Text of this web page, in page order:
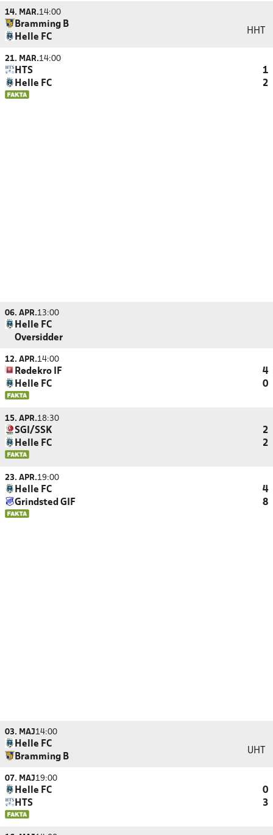
14. MAR.14:00
Bramming B
Helle FC
HHT
21. MAR.14:00
HTS
1
Helle FC
2
06. APR.13:00
Helle FC
Oversidder
12. APR.14:00
Rødekro IF
4
Helle FC
0
15. APR.18:30
SGI/SSK
2
Helle FC
2
23. APR.19:00
Helle FC
4
Grindsted GIF
8
03. MAJ14:00
Helle FC
Bramming B
UHT
07. MAJ19:00
Helle FC
0
HTS
3